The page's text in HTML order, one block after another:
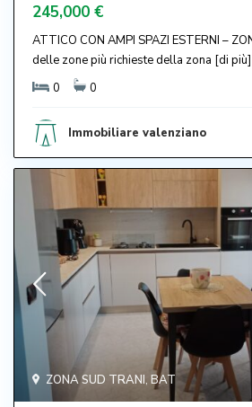
245,000 €
ATTICO CON AMPI SPAZI ESTERNI –
delle zone più richieste della zona [di più]
0
0
Immobiliare valenziano
ZONA SUD TRANI, BAT